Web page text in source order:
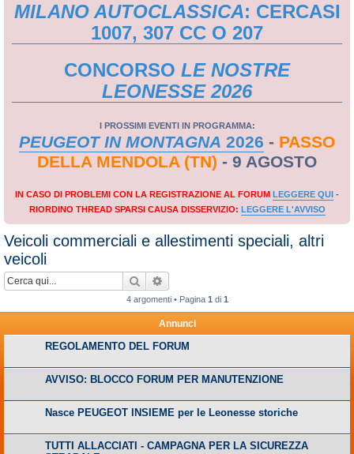
MILANO AUTOCLASSICA: CERCASI
1007, 307 CC O 207
CONCORSO LE NOSTRE
LEONESSE 2026
I PROSSIMI EVENTI IN PROGRAMMA:
PEUGEOT IN MONTAGNA 2026 - PASSO
DELLA MENDOLA (TN) - 9 AGOSTO
IN CASO DI PROBLEMI CON LA REGISTRAZIONE AL FORUM LEGGERE QUI -
RIORDINO THREAD SPARSI CAUSA DISSERVIZIO: LEGGERE L'AVVISO
Veicoli commerciali e allestimenti speciali, altri
veicoli
Cerca
4 argomenti • Pagina 1 di 1
Annunci
REGOLAMENTO DEL FORUM
AVVISO: BLOCCO FORUM PER MANUTENZIONE
Nasce PEUGEOT INSIEME per le Leonesse storiche
TUTTI ALLACCIATI - CAMPAGNA PER LA SICUREZZA